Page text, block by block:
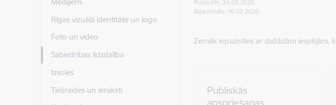
Rīgas vizuālā identitāte un logo
Foto un video
Sabiedrības līdzdalība
Izsoles
Tiešraides un ieraksti
Publicēts: 24.03.2020.
Atjaunināts: 16.03.2026.
Zemāk iepazīsties ar dažādām iespējām,
Publiskās
apspriešanas